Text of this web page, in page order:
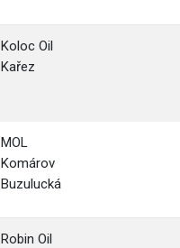
Koloc Oil
Kařez
MOL
Komárov
Buzulucká
Robin Oil